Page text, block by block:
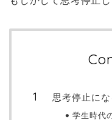
思考停止に
学生時代